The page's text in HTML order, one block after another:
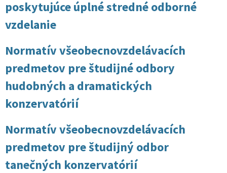
poskytujúce úplné stredné odborné
vzdelanie
Normatív všeobecnovzdelávacích
predmetov pre študijné odbory
hudobných a dramatických
konzervatórií
Normatív všeobecnovzdelávacích
predmetov pre študijný odbor
tanečných konzervatórií